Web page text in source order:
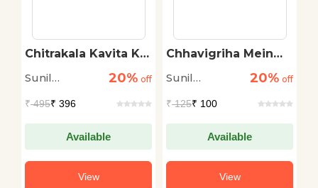
Chitrakala Kavita Ke
Sunil
20% off
₹495₹ 396
Available
View
Chhavigriha Mein
Sunil
20% off
₹125₹ 100
Available
View